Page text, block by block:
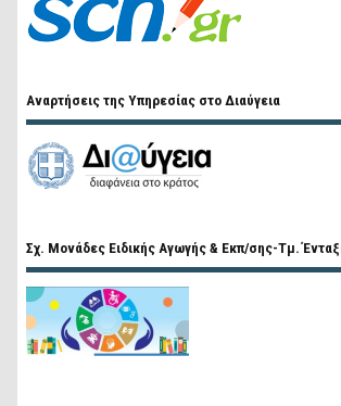
Αναρτήσεις της Υπηρεσίας στο Διαύγεια
Σχ. Μονάδες Ειδικής Αγωγής & Εκπ/σης-Τμ.